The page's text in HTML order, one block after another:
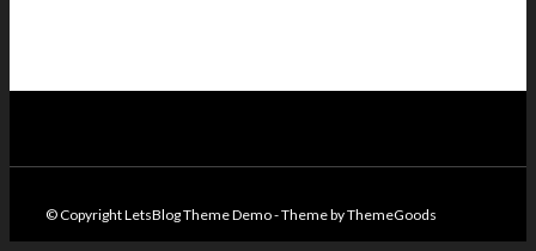
© Copyright LetsBlog Theme Demo - Theme by ThemeGoods